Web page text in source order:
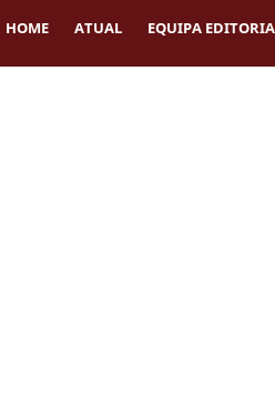
HOME ATUAL EQUIPA